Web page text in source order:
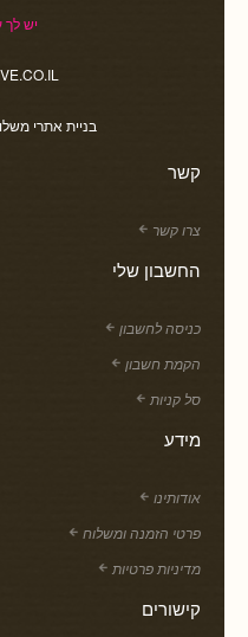
יש לך
בניית אתרי
קשר
צרו קשר
החשבון שלי
כניסה לחשבון
הקמת חשבון
סל קניות
מידע
אודותינו
פרטי הזמנה ומשלוח
מדיניות פרטיות
קישורים